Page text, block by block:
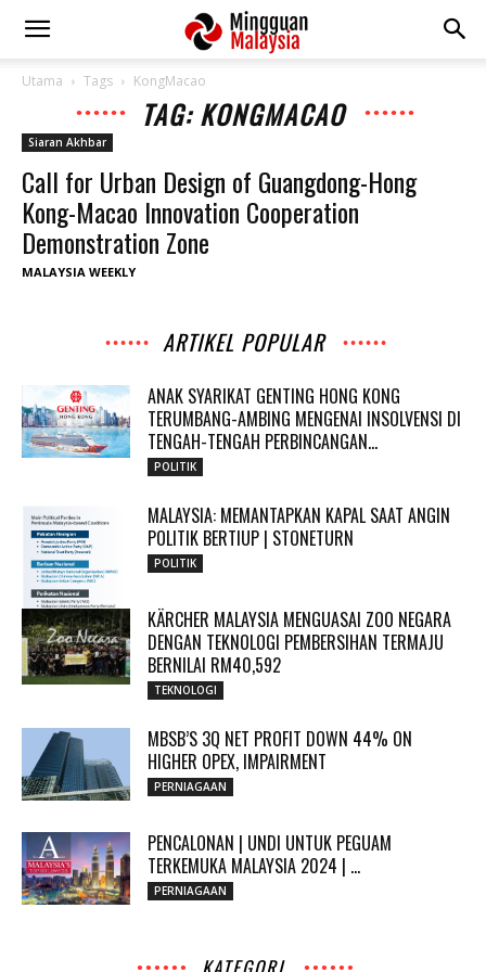
Utama Tags KongMacao
TAG: KONGMACAO
Siaran Akhbar
Call for Urban Design of Guangdong-Hong
Kong-Macao Innovation Cooperation
Demonstration Zone
MALAYSIA WEEKLY
ARTIKEL POPULAR
ANAK SYARIKAT GENTING HONG KONG
TERUMBANG-AMBING MENGENAI INSOLVENSI DI
TENGAH-TENGAH PERBINCANGAN...
POLITIK
MALAYSIA: MEMANTAPKAN KAPAL SAAT ANGIN
POLITIK BERTIUP | STONETURN
POLITIK
KÄRCHER MALAYSIA MENGUASAI ZOO NEGARA
DENGAN TEKNOLOGI PEMBERSIHAN TERMAJU
BERNILAI RM40,592
TEKNOLOGI
MBSB’S 3Q NET PROFIT DOWN 44% ON
HIGHER OPEX, IMPAIRMENT
PERNIAGAAN
PENCALONAN | UNDI UNTUK PEGUAM
TERKEMUKA MALAYSIA 2024 | ...
PERNIAGAAN